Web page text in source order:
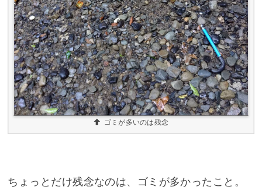
ゴミが多いのは残念
ちょっとだけ残念なのは、ゴミが多かったこと。